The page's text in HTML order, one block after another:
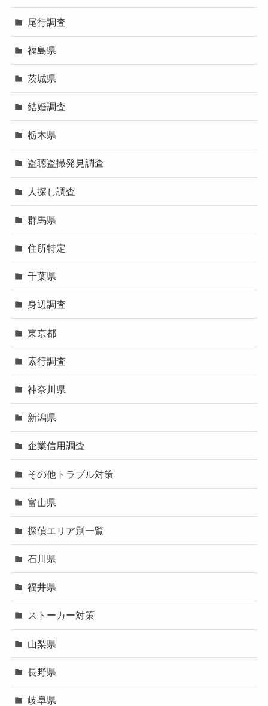
尾行調査
福島県
茨城県
結婚調査
栃木県
盗聴盗撮発見調査
人探し調査
群馬県
住所特定
千葉県
身辺調査
東京都
素行調査
神奈川県
新潟県
企業信用調査
その他トラブル対策
富山県
探偵エリア別一覧
石川県
福井県
ストーカー対策
山梨県
長野県
岐阜県